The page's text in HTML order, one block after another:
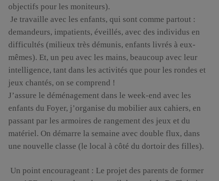
objectifs pour les moniteurs).
Je travaille avec les enfants, qui sont comme partout :
demandeurs, impatients, éveillés, avec des individus en
difficultés (milieux très démunis, enfants livrés à eux-
mêmes). Et, un peu avec les mains, beaucoup avec leur
intelligence, tant dans les activités que pour les rondes et
jeux chantés, on se comprend !
J’assure le déménagement dans le week-end avec les
enfants du Foyer, j’organise du mobilier aux cahiers, en
passant par les armoires de rangement des jeux et du
matériel. On démarre la semaine avec double flux, dans
une nouvelle classe (le local à côté du dortoir des filles).
Un point encourageant : Le projet des parents de former